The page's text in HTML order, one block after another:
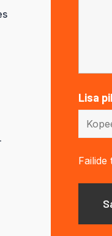
Lisa
Failide